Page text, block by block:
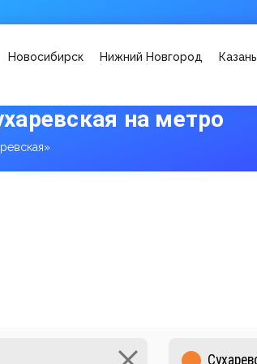
Новосибирск Нижний Новгород Казань
на метро